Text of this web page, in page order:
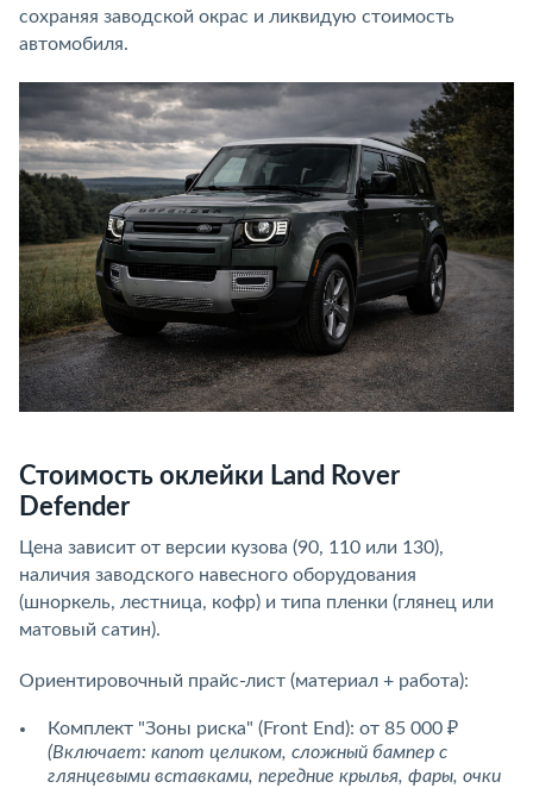
сохраняя заводской окрас и ликвидую стоимость
автомобиля.
Стоимость оклейки Land Rover
Defender
Цена зависит от версии кузова (90, 110 или 130),
наличия заводского навесного оборудования
(шноркель, лестница, кофр) и типа пленки (глянец или
матовый сатин).
Ориентировочный прайс-лист (материал + работа):
Комплект "Зоны риска" (Front End): от 85 000 ₽
(Включает: капот целиком, сложный бампер с
глянцевыми вставками, передние крылья, фары, очки